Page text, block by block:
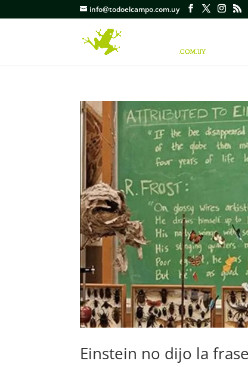
info@todoelcampo.com.uy
Einstein no dijo la